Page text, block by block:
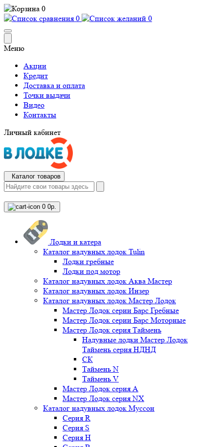
0
0
0
Меню
Акции
Кредит
Доставка и оплата
Точки выдачи
Видео
Контакты
Личный кабинет
Каталог товаров
0 0р.
Лодки и катера
Каталог надувных лодок Tulin
Лодки гребные
Лодки под мотор
Каталог надувных лодок Аква Мастер
Каталог надувных лодок Инзер
Каталог надувных лодок Мастер Лодок
Мастер Лодок серии Барс Гребные
Мастер Лодок серии Барс Моторные
Мастер Лодок серия Таймень
Надувные лодки Мастер Лодок
Таймень серия НДНД
СК
Таймень N
Таймень V
Мастер Лодок серия А
Мастер Лодок серия NX
Каталог надувных лодок Муссон
Серия R
Серия S
Серия H